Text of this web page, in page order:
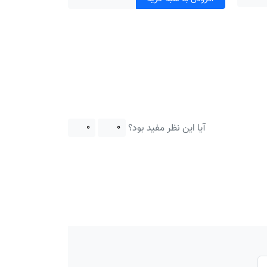
آیا این نظر مفید بود؟ ۰ ۰